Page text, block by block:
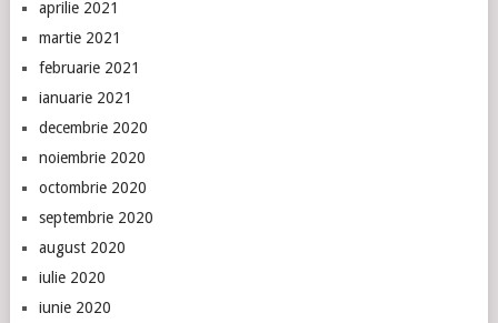
aprilie 2021
martie 2021
februarie 2021
ianuarie 2021
decembrie 2020
noiembrie 2020
octombrie 2020
septembrie 2020
august 2020
iulie 2020
iunie 2020